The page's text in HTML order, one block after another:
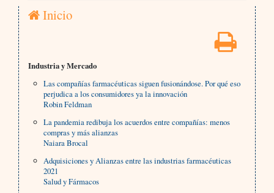
Inicio
Industria y Mercado
Las compañías farmacéuticas siguen fusionándose. Por qué eso
perjudica a los consumidores ya la innovación
Robin Feldman
La pandemia redibuja los acuerdos entre compañías: menos
compras y más alianzas
Naiara Brocal
Adquisiciones y Alianzas entre las industrias farmacéuticas
2021
Salud y Fármacos